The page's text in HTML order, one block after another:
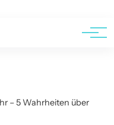
– 5 Wahrheiten über